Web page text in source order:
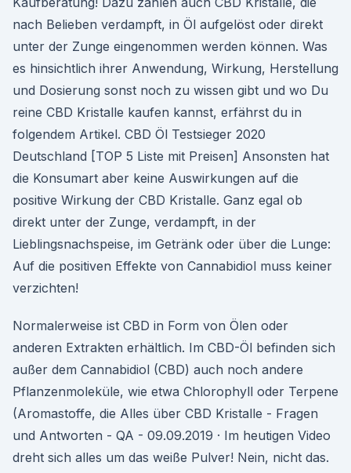
nach Belieben verdampft, in Öl aufgelöst oder direkt
unter der Zunge eingenommen werden können. Was
es hinsichtlich ihrer Anwendung, Wirkung, Herstellung
und Dosierung sonst noch zu wissen gibt und wo Du
reine CBD Kristalle kaufen kannst, erfährst du in
folgendem Artikel. CBD Öl Testsieger 2020
Deutschland [TOP 5 Liste mit Preisen] Ansonsten hat
die Konsumart aber keine Auswirkungen auf die
positive Wirkung der CBD Kristalle. Ganz egal ob
direkt unter der Zunge, verdampft, in der
Lieblingsnachspeise, im Getränk oder über die Lunge:
Auf die positiven Effekte von Cannabidiol muss keiner
verzichten!
Normalerweise ist CBD in Form von Ölen oder
anderen Extrakten erhältlich. Im CBD-Öl befinden sich
außer dem Cannabidiol (CBD) auch noch andere
Pflanzenmoleküle, wie etwa Chlorophyll oder Terpene
(Aromastoffe, die Alles über CBD Kristalle - Fragen
und Antworten - QA - 09.09.2019 · Im heutigen Video
dreht sich alles um das weiße Pulver! Nein, nicht das.